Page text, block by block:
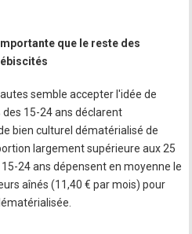
que le reste des
semble accepter l'idée de
des 15-24 ans déclarent
bien culturel dématérialisé de
largement supérieure aux 25
24 ans dépensent en moyenne le
aînés (11,40 € par mois) pour